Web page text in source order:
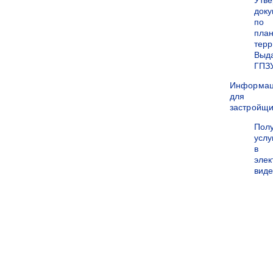
по
для
в
виде